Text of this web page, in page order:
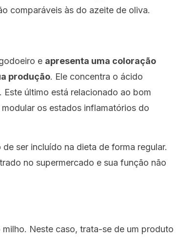
comparáveis às do azeite de oliva.
e apresenta uma coloração
produção. Ele concentra o ácido
último está relacionado ao bom
os estados inflamatórios do
ser incluído na dieta de forma regular.
no supermercado e sua função não
Neste caso, trata-se de um produto